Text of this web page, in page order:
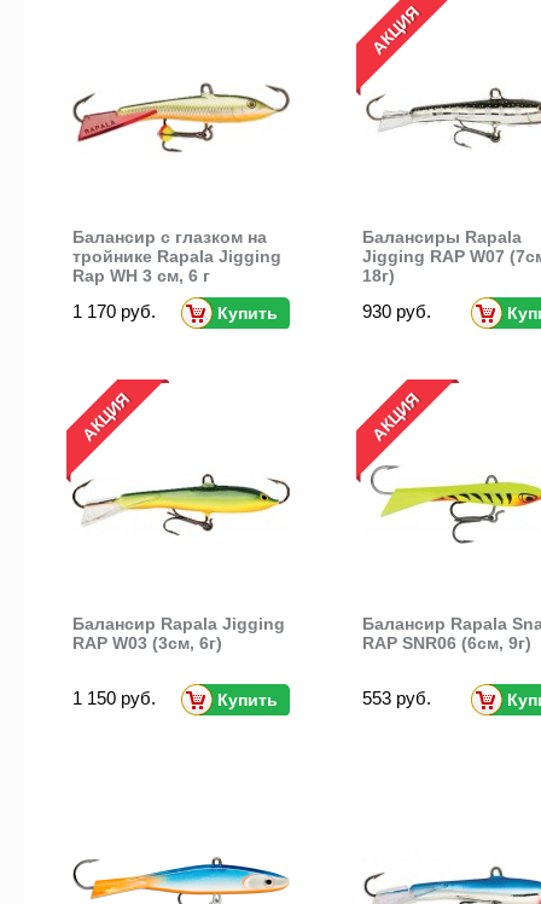
Балансир с глазком на
тройнике Rapala Jigging
Rap WH 3 см, 6 г
1 170 руб. Купить
АКЦИЯ
Балансиры Rapala
Jigging RAP W07
18г)
930 руб.
АКЦИЯ
Балансир Rapala Jigging
RAP W03 (3см, 6г)
1 150 руб. Купить
АКЦИЯ
Балансир Rapala
RAP SNR06 (6см, 9г)
553 руб.